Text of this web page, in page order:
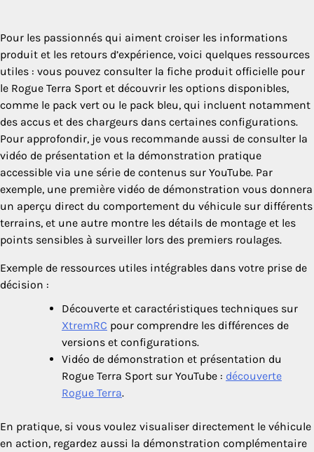
Pour les passionnés qui aiment croiser les informations
produit et les retours d’expérience, voici quelques ressources
utiles : vous pouvez consulter la fiche produit officielle pour
le Rogue Terra Sport et découvrir les options disponibles,
comme le pack vert ou le pack bleu, qui incluent notamment
des accus et des chargeurs dans certaines configurations.
Pour approfondir, je vous recommande aussi de consulter la
vidéo de présentation et la démonstration pratique
accessible via une série de contenus sur YouTube. Par
exemple, une première vidéo de démonstration vous donnera
un aperçu direct du comportement du véhicule sur différents
terrains, et une autre montre les détails de montage et les
points sensibles à surveiller lors des premiers roulages.
Exemple de ressources utiles intégrables dans votre prise de
décision :
Découverte et caractéristiques techniques sur
XtremRC pour comprendre les différences de
versions et configurations.
Vidéo de démonstration et présentation du
Rogue Terra Sport sur YouTube : découverte
Rogue Terra.
En pratique, si vous voulez visualiser directement le véhicule
en action, regardez aussi la démonstration complémentaire